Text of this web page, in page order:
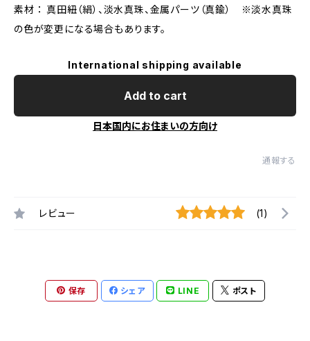
素材 ： 真田紐（絹）、淡水真珠、金属パーツ（真鍮） ※淡水真珠
の色が変更になる場合もあります。
International shipping available
Add to cart
日本国内にお住まいの方向け
通報する
レビュー (1)
保存 シェア LINE ポスト